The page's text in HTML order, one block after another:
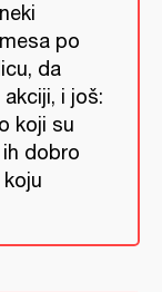
po
da
i još:
koji su
dobro